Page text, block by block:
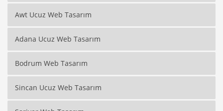
Awt Ucuz Web Tasarım
Adana Ucuz Web Tasarım
Bodrum Web Tasarım
Sincan Ucuz Web Tasarım